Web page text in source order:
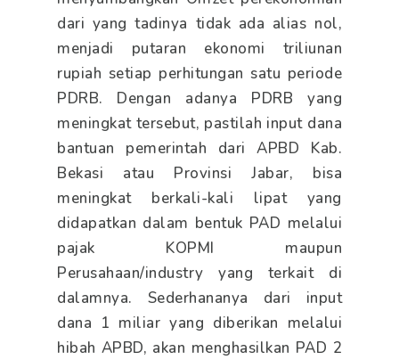
dari yang tadinya tidak ada alias nol,
menjadi putaran ekonomi triliunan
rupiah setiap perhitungan satu periode
PDRB. Dengan adanya PDRB yang
meningkat tersebut, pastilah input dana
bantuan pemerintah dari APBD Kab.
Bekasi atau Provinsi Jabar, bisa
meningkat berkali-kali lipat yang
didapatkan dalam bentuk PAD melalui
pajak KOPMI maupun
Perusahaan/industry yang terkait di
dalamnya. Sederhananya dari input
dana 1 miliar yang diberikan melalui
hibah APBD, akan menghasilkan PAD 2